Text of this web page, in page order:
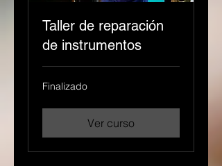
Taller de reparación
de instrumentos
Finalizado
Ver curso